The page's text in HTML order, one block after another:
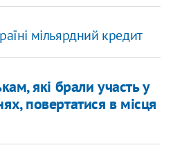
мільярдний кредит
які брали участь у
повертатися в місця